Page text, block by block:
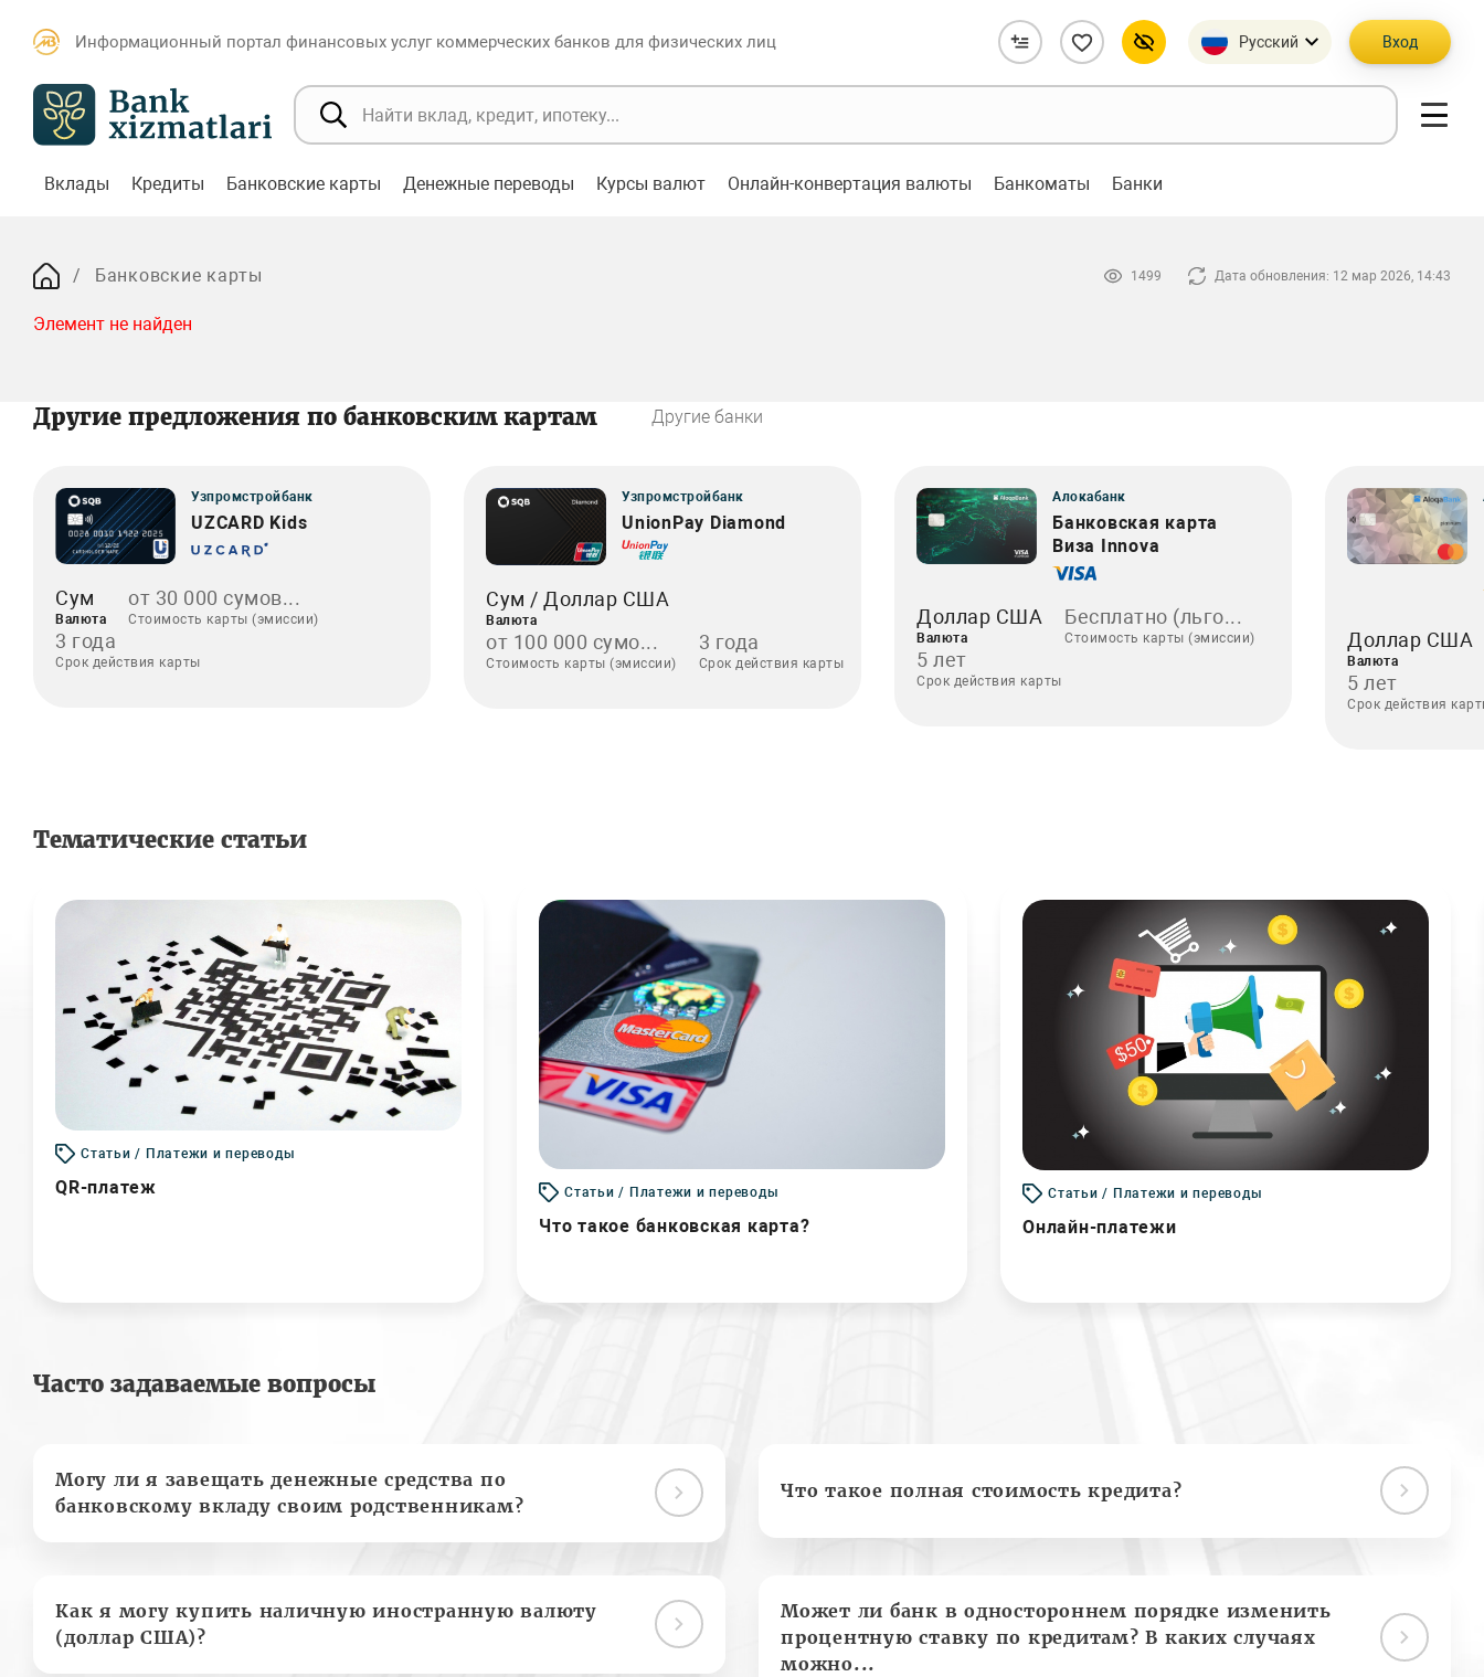
Информационный портал финансовых услуг коммерческих банков для физических лиц Русский Вход
Вклады Кредиты Банковские карты Денежные переводы Курсы валют Онлайн-конвертация валюты Банкоматы Банки
Банковские карты 1499 Дата обновления: 12 мар 2026, 14:43
Элемент не найден
Другие предложения по банковским картам Другие банки
Узпромстройбанк
UZCARD Kids
Сум
Валюта
от 30 000 сумов...
Стоимость карты (эмиссии)
3 года
Срок действия карты
Узпромстройбанк
UnionPay Diamond
Сум / Доллар США
Валюта
от 100 000 сумо...
Стоимость карты (эмиссии)
3 года
Срок действия карты
Алокабанк
Банковская карта
Виза Innova
Доллар США
Валюта
Бесплатно (льго...
Стоимость карты (эмиссии)
5 лет
Срок действия карты
Доллар США
Валюта
5 лет
Срок действия
Тематические статьи
Статьи / Платежи и переводы
QR-платеж Статьи / Платежи и переводы
Что такое банковская карта?
Статьи / Платежи и переводы
Онлайн-платежи
Часто задаваемые вопросы
Могу ли я завещать денежные средства по
банковскому вкладу своим родственникам?
Что такое полная стоимость кредита?
Как я могу купить наличную иностранную валюту
(доллар США)?
Может ли банк в одностороннем порядке изменить
процентную ставку по кредитам? В каких случаях
можно...